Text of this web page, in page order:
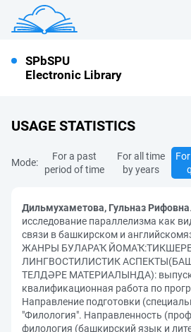
SPbSPU
Electronic Library
USAGE STATISTICS
Mode:
For a past
period of time
For all time
by years
Дильмухаметова, Гульназ Рифовна
исследование параллелизма как
связи в башкирском и
ЖАНРЫ БУЛАРАҠ
ЛИНГВОСТИЛИСТИК
ТЕЛДӘРЕ МАТЕРИАЛЫНДА):
квалификационная работа по
Направление подготовки
"Филология". Направленность
филология (башкирский язык и